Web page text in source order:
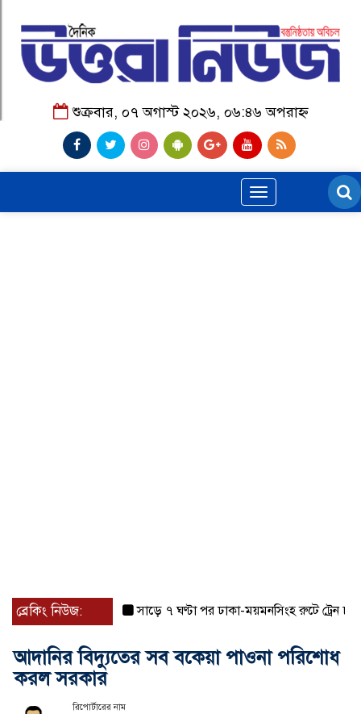
শুক্রবার, ০৭ অগাস্ট ২০২৬, ০৬:৪৬ অপরাহ্ন
Toggle
navigation
ব্রেকিং নিউজ: সাড়ে ৭ ঘণ্টা পর ঢাকা-ময়মনসিংহ রুটে ট্রেন চলাচল
আদানির বিদ্যুতের সব বকেয়া পাওনা পরিশোধ
করল সরকার
রিপোর্টারের নাম